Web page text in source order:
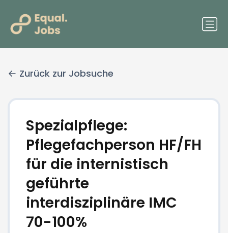
Zurück zur Jobsuche
Spezialpflege:
Pflegefachperson HF/FH
für die internistisch
geführte
interdisziplinäre IMC
70-100%